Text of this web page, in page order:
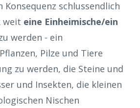
Konsequenz schlussendlich
weit eine Einheimische/ein
werden - ein
Pilze und Tiere
zu werden, die Steine und
und Insekten, die kleinen
Nischen